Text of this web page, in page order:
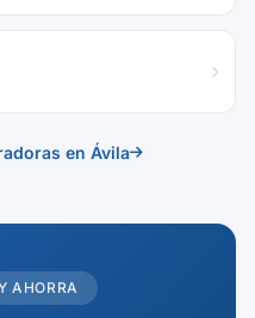
en Ávila
AHORRA